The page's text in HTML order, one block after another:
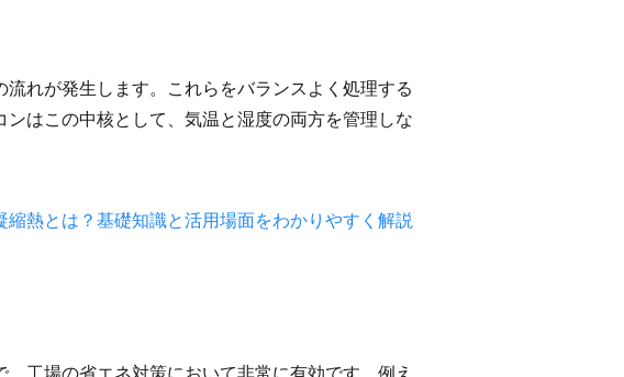
れが発生します。これらをバランスよく処理する
はこの中核として、気温と湿度の両方を管理しな
縮熱とは？基礎知識と活用場面をわかりやすく解説